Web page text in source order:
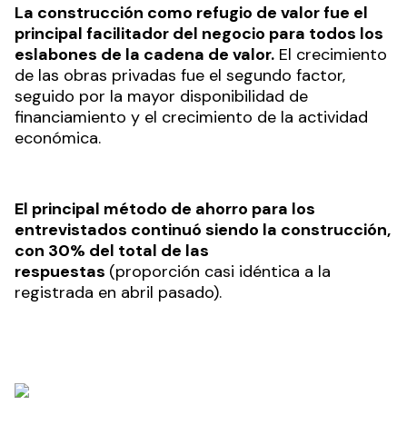
La construcción como refugio de valor fue el
principal facilitador del negocio para todos los
eslabones de la cadena de valor. El crecimiento
de las obras privadas fue el segundo factor,
seguido por la mayor disponibilidad de
financiamiento y el crecimiento de la actividad
económica.
El principal método de ahorro para los
entrevistados continuó siendo la construcción,
con 30% del total de las
respuestas (proporción casi idéntica a la
registrada en abril pasado).